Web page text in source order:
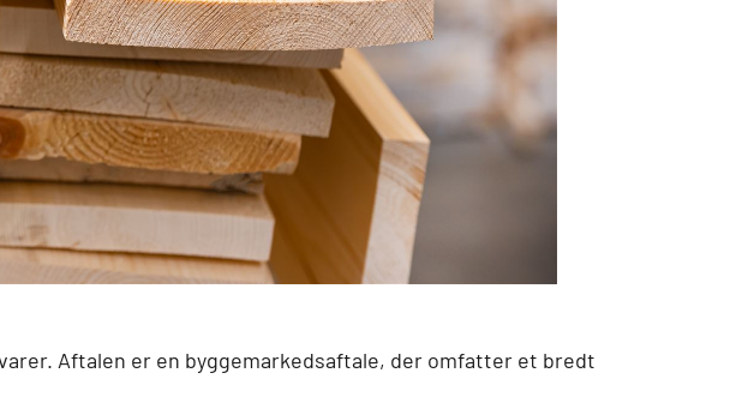
Aftalen er en byggemarkedsaftale, der omfatter et bredt